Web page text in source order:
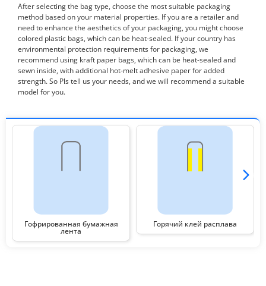
After selecting the bag type, choose the most suitable packaging
method based on your material properties. If you are a retailer and
need to enhance the aesthetics of your packaging, you might choose
colored plastic bags, which can be heat-sealed. If your country has
environmental protection requirements for packaging, we
recommend using kraft paper bags, which can be heat-sealed and
sewn inside, with additional hot-melt adhesive paper for added
strength. So Pls tell us your needs, and we will recommend a suitable
model for you.
Гофрированная бумажная
лента
Горячий клей расплава